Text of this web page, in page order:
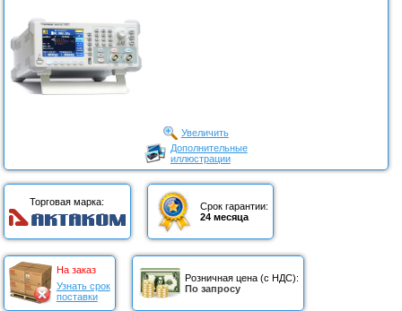
Увеличить
Дополнительные
иллюстрации
Торговая марка:
Срок гарантии:
24 месяца
На заказ
Узнать срок
поставки
Розничная цена (с НДС):
По запросу